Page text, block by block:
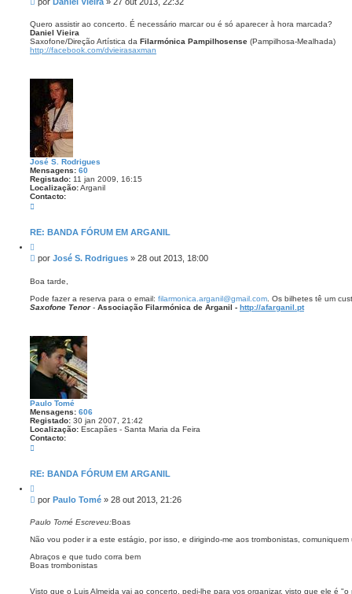
o
a
n
i
e
i
t
rn
s
a
g
m
Quero assistir ao concerto. É necessário marcar ou é só aparecer à hora marcada?
Daniel Vieira
Saxofone/Direção Artística da Filarmónica Pampilhosense (Pampilhosa-Mealhada)
http://facebook.com/dvieirasaxman
José S. Rodrigues
Mensagens: 60
Registado: 11 jan 2009, 16:15
Localização:Arganil
Contacto:
t
t
o
o
é
S
d
r
i
g
RE: BANDA FÓRUM EM ARGANIL
i
t
r
M
n
a
g
m
por José S. Rodrigues » 28 out 2013, 18:00
Boa tarde,
Pode fazer a reserva para o email: filarmonica.arganil@gmail.com . Os bilhetes tê um
Saxofone Tenor- Associação Filarmónica de Arganil - http://afarganil.pt
Paulo Tomé
Mensagens: 606
Registado: 30 jan 2007, 21:42
Localização: Escapães - Santa Maria da Feira
Contacto:
t
t
o
a
l
T
o
RE: BANDA FÓRUM EM ARGANIL
i
t
r
M
n
a
g
e
por Paulo Tomé » 28 out 2013, 21:26
Paulo Tomé Escreveu:Boas
Não vou poder ir a este estágio, por isso, e dirigindo-me aos trombonistas,
Abraços e que tudo corra bem
Boas trombonistas
Visto que o Luis Almeida vai ao concerto, pedi-lhe para vos organizar, visto que ele é